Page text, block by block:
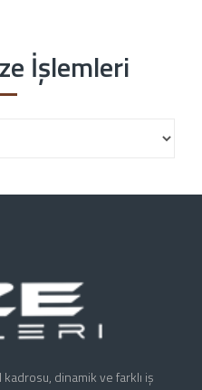
İşlemleri
dinamik ve farklı iş